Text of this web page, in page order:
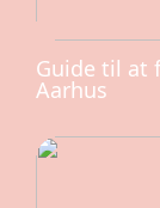
Guide til at
Aarhus